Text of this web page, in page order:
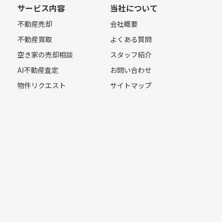
サービス内容
不動産売却
不動産買取
空き家の売却相談
AI不動産査定
物件リクエスト
当社について
会社概要
よくある質問
スタッフ紹介
お問い合わせ
サイトマップ